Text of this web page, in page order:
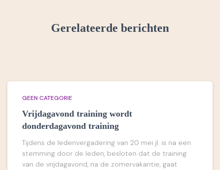
Gerelateerde berichten
GEEN CATEGORIE
Vrijdagavond training wordt
donderdagavond training
Tijdens de ledenvergadering van 20 mei jl. is na een
stemming door de leden, besloten dat de training
van de vrijdagavond, na de zomervakantie, gaat